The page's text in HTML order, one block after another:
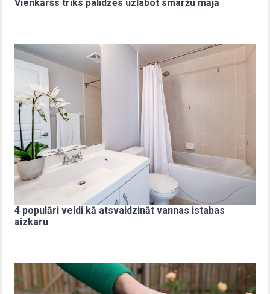
Vienkāršs triks palīdzēs uzlabot smaržu mājā
4 populāri veidi kā atsvaidzināt vannas istabas
aizkaru